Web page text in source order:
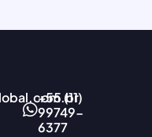
+55 (11)
99749-
6377